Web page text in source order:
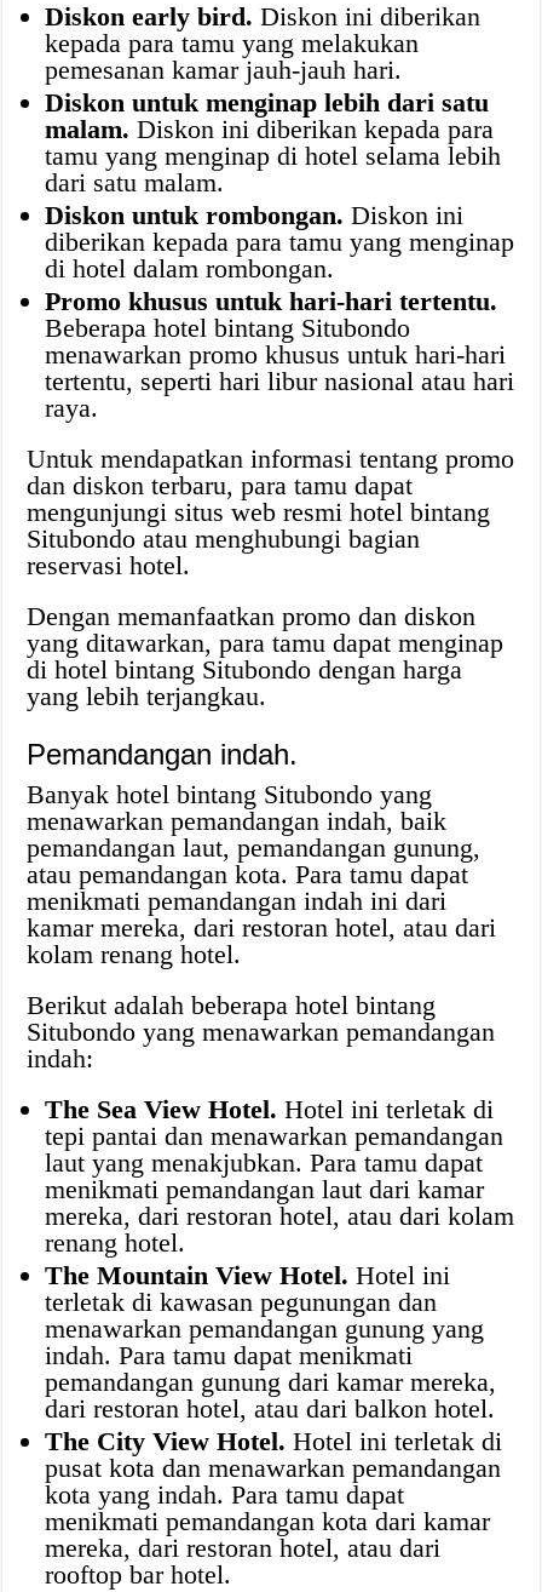
Diskon early bird. Diskon ini diberikan
kepada para tamu yang melakukan
pemesanan kamar jauh-jauh hari.
Diskon untuk menginap lebih dari satu
malam. Diskon ini diberikan kepada para
tamu yang menginap di hotel selama lebih
dari satu malam.
Diskon untuk rombongan. Diskon ini
diberikan kepada para tamu yang menginap
di hotel dalam rombongan.
Promo khusus untuk hari-hari tertentu.
Beberapa hotel bintang Situbondo
menawarkan promo khusus untuk hari-hari
tertentu, seperti hari libur nasional atau hari
raya.
Untuk mendapatkan informasi tentang promo
dan diskon terbaru, para tamu dapat
mengunjungi situs web resmi hotel bintang
Situbondo atau menghubungi bagian
reservasi hotel.
Dengan memanfaatkan promo dan diskon
yang ditawarkan, para tamu dapat menginap
di hotel bintang Situbondo dengan harga
yang lebih terjangkau.
Pemandangan indah.
Banyak hotel bintang Situbondo yang
menawarkan pemandangan indah, baik
pemandangan laut, pemandangan gunung,
atau pemandangan kota. Para tamu dapat
menikmati pemandangan indah ini dari
kamar mereka, dari restoran hotel, atau dari
kolam renang hotel.
Berikut adalah beberapa hotel bintang
Situbondo yang menawarkan pemandangan
indah:
The Sea View Hotel. Hotel ini terletak di
tepi pantai dan menawarkan pemandangan
laut yang menakjubkan. Para tamu dapat
menikmati pemandangan laut dari kamar
mereka, dari restoran hotel, atau dari kolam
renang hotel.
The Mountain View Hotel. Hotel ini
terletak di kawasan pegunungan dan
menawarkan pemandangan gunung yang
indah. Para tamu dapat menikmati
pemandangan gunung dari kamar mereka,
dari restoran hotel, atau dari balkon hotel.
The City View Hotel. Hotel ini terletak di
pusat kota dan menawarkan pemandangan
kota yang indah. Para tamu dapat
menikmati pemandangan kota dari kamar
mereka, dari restoran hotel, atau dari
rooftop bar hotel.